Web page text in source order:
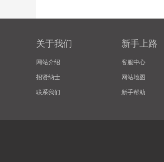
关于我们
网站介绍
招贤纳士
联系我们
新手上路
客服中心
网站地图
新手帮助